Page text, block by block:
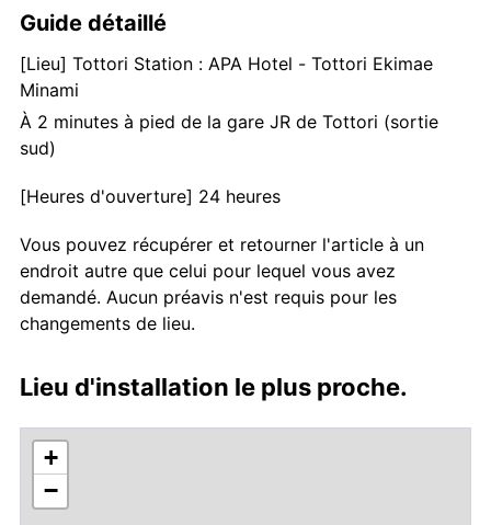
Guide détaillé
[Lieu] Tottori Station : APA Hotel - Tottori Ekimae
Minami
À 2 minutes à pied de la gare JR de Tottori (sortie
sud)
[Heures d'ouverture] 24 heures
Vous pouvez récupérer et retourner l'article à un
endroit autre que celui pour lequel vous avez
demandé. Aucun préavis n'est requis pour les
changements de lieu.
Lieu d'installation le plus proche.
+
−